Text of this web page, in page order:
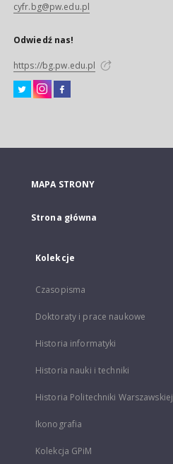
cyfr.bg@pw.edu.pl
Odwiedź nas!
https://bg.pw.edu.pl
MAPA STRONY
Strona główna
Kolekcje
Czasopisma
Doktoraty i prace naukowe
Historia informatyki
Historia nauki i techniki
Historia Politechniki Warszawskiej
Ikonografia
Kolekcja GPiM